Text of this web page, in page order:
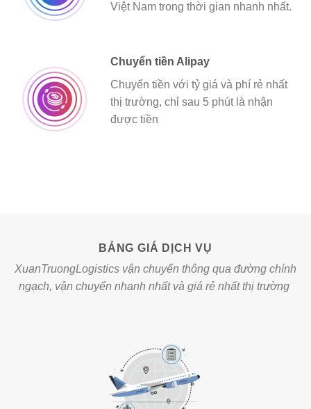
Việt Nam trong thời gian nhanh nhất.
Chuyển tiền Alipay
Chuyển tiền với tỷ giá và phí rẻ nhất
thị trường, chỉ sau 5 phút là nhận
được tiền
BẢNG GIÁ DỊCH VỤ
XuanTruongLogistics vận chuyển thông qua đường chính
ngạch, vận chuyển nhanh nhất và giá rẻ nhất thị trường